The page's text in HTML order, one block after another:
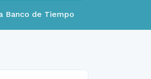
Banco de Tiempo